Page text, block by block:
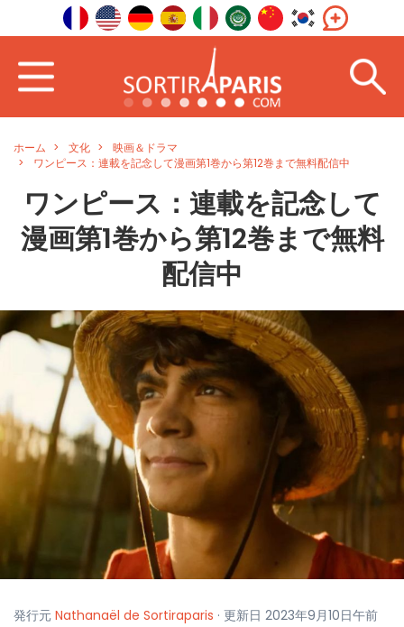
ホーム 文化
映画＆ドラマ
ワンピース：連載を記念して漫画第1巻から第12巻まで無料配信中
ワンピース：連載を記念して
漫画第1巻から第12巻まで無料
配信中
発行元 Nathanaël de Sortiraparis · 更新日 2023年9月10日午前